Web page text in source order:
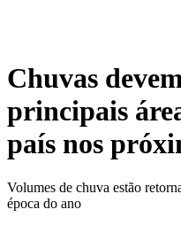
Chuvas
principais
país nos
Volumes de chuva estão
época do ano